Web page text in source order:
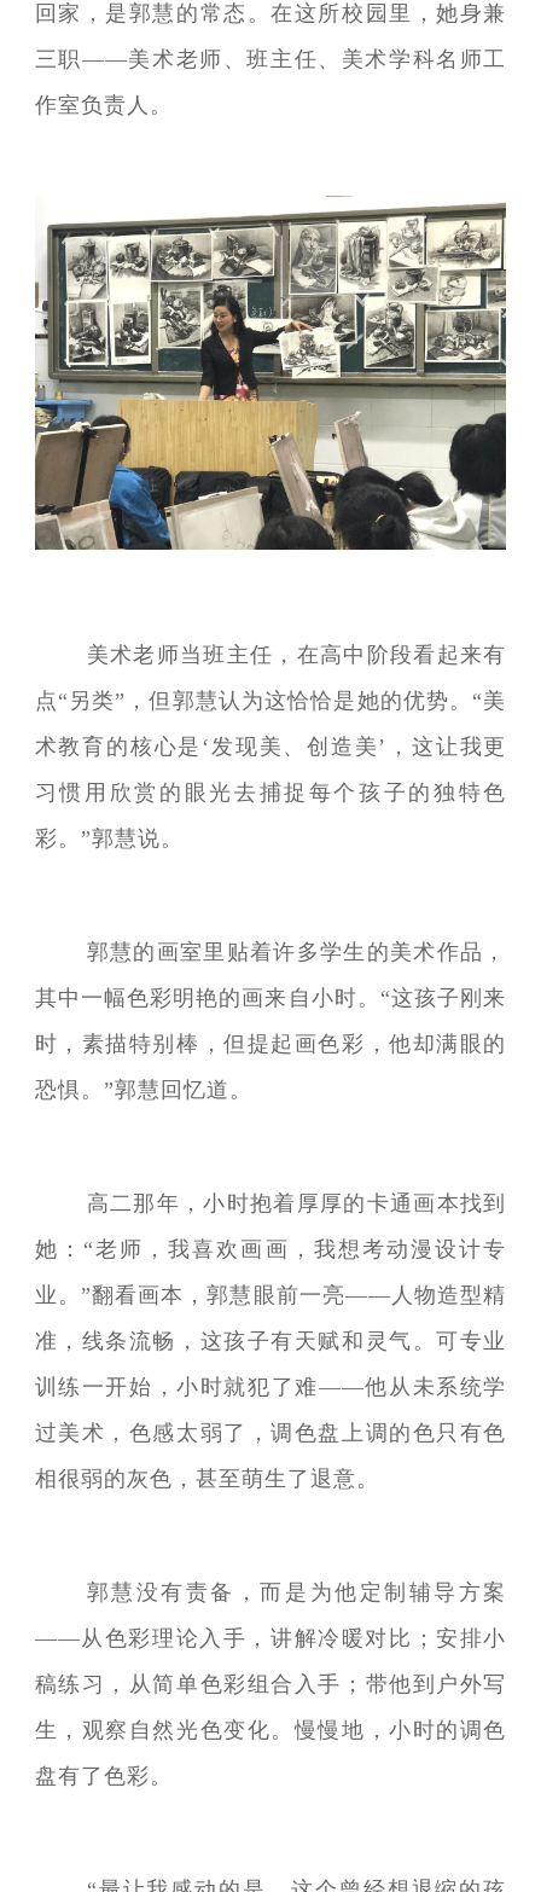
回家，是郭慧的常态。在这所校园里，她身兼
三职——美术老师、班主任、美术学科名师工
作室负责人。
美术老师当班主任，在高中阶段看起来有
点“另类”，但郭慧认为这恰恰是她的优势。“美
术教育的核心是‘发现美、创造美’，这让我更
习惯用欣赏的眼光去捕捉每个孩子的独特色
彩。”郭慧说。
郭慧的画室里贴着许多学生的美术作品，
其中一幅色彩明艳的画来自小时。“这孩子刚来
时，素描特别棒，但提起画色彩，他却满眼的
恐惧。”郭慧回忆道。
高二那年，小时抱着厚厚的卡通画本找到
她：“老师，我喜欢画画，我想考动漫设计专
业。”翻看画本，郭慧眼前一亮——人物造型精
准，线条流畅，这孩子有天赋和灵气。可专业
训练一开始，小时就犯了难——他从未系统学
过美术，色感太弱了，调色盘上调的色只有色
相很弱的灰色，甚至萌生了退意。
郭慧没有责备，而是为他定制辅导方案
——从色彩理论入手，讲解冷暖对比；安排小
稿练习，从简单色彩组合入手；带他到户外写
生，观察自然光色变化。慢慢地，小时的调色
盘有了色彩。